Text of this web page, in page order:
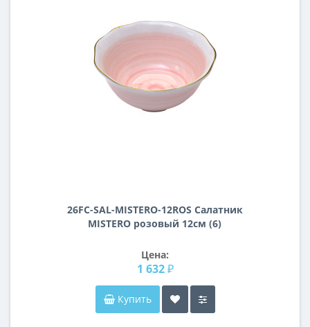
26FC-SAL-MISTERO-12ROS Салатник
MISTERO розовый 12см (6)
Цена:
1 632 ₽
Купить